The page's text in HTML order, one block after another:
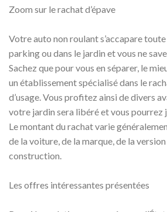
Zoom sur le rachat d’épave
Votre auto non roulant s’accapare
parking ou dans le jardin et vous ne
Sachez que pour vous en séparer, le
un établissement spécialisé dans le
d’usage. Vous profitez ainsi de divers
votre jardin sera libéré et vous pourrez
Le montant du rachat varie
de la voiture, de la marque, de la version
construction.
Les offres intéressantes présentées